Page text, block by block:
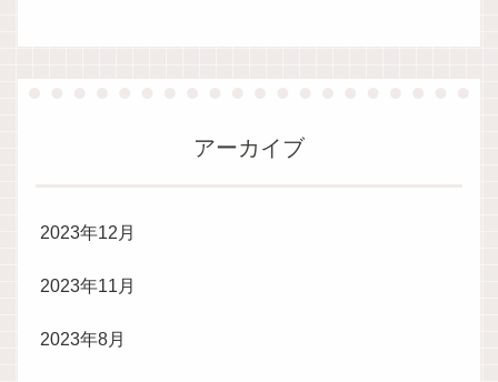
アーカイブ
2023年12月
2023年11月
2023年8月